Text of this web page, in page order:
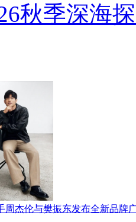
秋季深海
周杰伦与樊振东发布全新品牌